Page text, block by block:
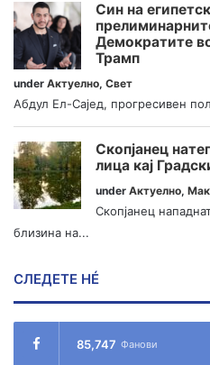
Син на
Демократите
Трамп
under Актуелно, Свет
Абдул Ел-Сајед, прогресивен
Скопјанец
лица кај
under Актуелно,
Скопјанец
близина на...
СЛЕДЕТЕ НÉ
85,747 Фанови